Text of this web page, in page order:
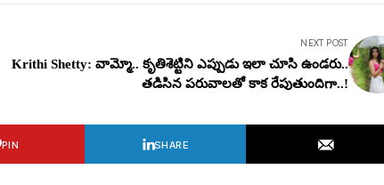
NEXT POST
Krithi Shetty: వామ్మో.. కృతిశెట్టిని ఎప్పుడు ఇలా చూసి ఉండ‌రు..
త‌డిసిన ప‌రువాల‌తో కాక రేపుతుందిగా..!
PIN SHARE